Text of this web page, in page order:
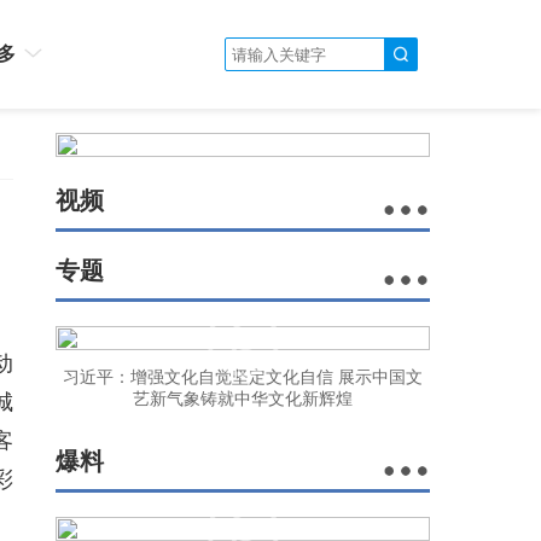
视频
专题
习近平：增强文化自觉坚定文化自信 展示中国文
艺新气象铸就中华文化新辉煌
爆料